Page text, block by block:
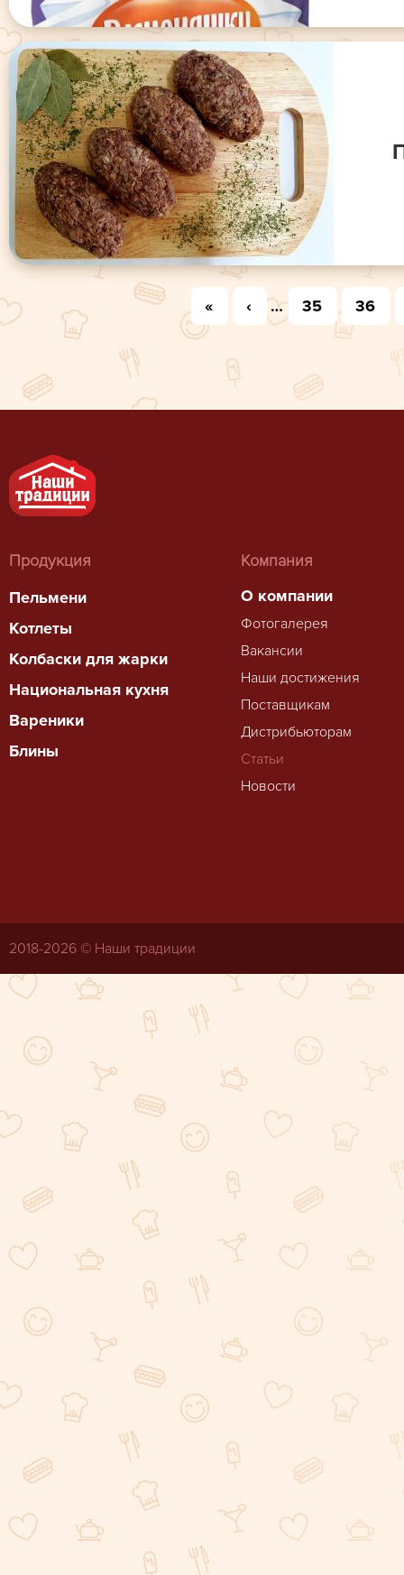
Страницы « ‹ … 35 36
Продукция
Пельмени
Котлеты
Колбаски для жарки
Национальная кухня
Вареники
Блины
Компания
О компании
Фотогалерея
Вакансии
Наши достижения
Поставщикам
Дистрибьюторам
Статьи
Новости
2018-2026 © Наши традиции